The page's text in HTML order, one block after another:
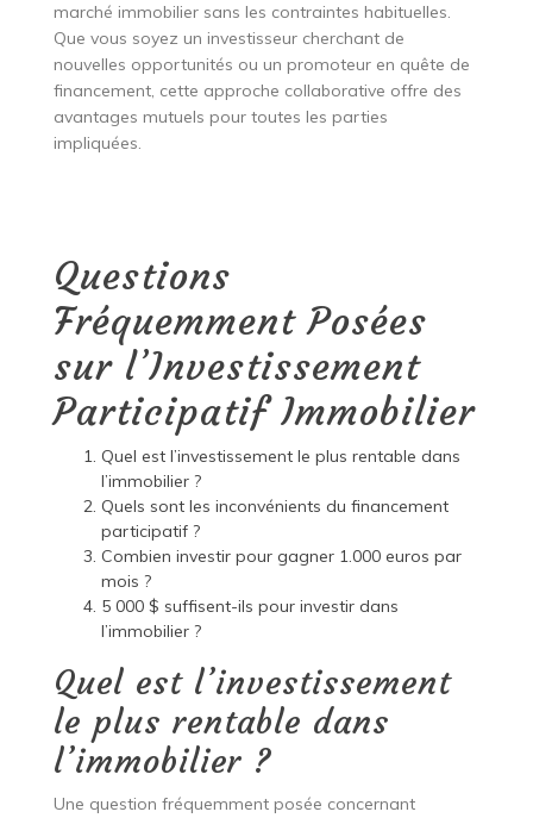
marché immobilier sans les contraintes habituelles.
Que vous soyez un investisseur cherchant de
nouvelles opportunités ou un promoteur en quête de
financement, cette approche collaborative offre des
avantages mutuels pour toutes les parties
impliquées.
Questions
Fréquemment Posées
sur l’Investissement
Participatif Immobilier
Quel est l’investissement le plus rentable dans
l’immobilier ?
Quels sont les inconvénients du financement
participatif ?
Combien investir pour gagner 1.000 euros par
mois ?
5 000 $ suffisent-ils pour investir dans
l’immobilier ?
Quel est l’investissement
le plus rentable dans
l’immobilier ?
Une question fréquemment posée concernant